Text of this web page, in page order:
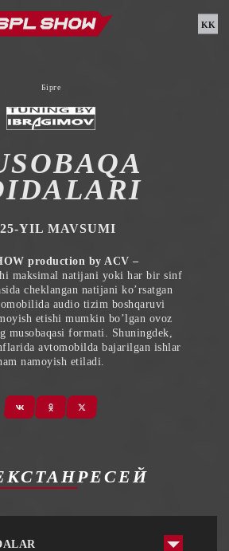
KK
Бірге
YIL MAVSUMI
production by ACV –
maksimal natijani yoki har bir sinf
cheklangan natijani ko’rsatgan
audio tizim boshqaruvi
etishi mumkin bo’lgan ovoz
musobaqasi formati. Shuningdek,
avtomobilda bajarilgan ishlar
namoyish etiladi.
РЕСЕЙ